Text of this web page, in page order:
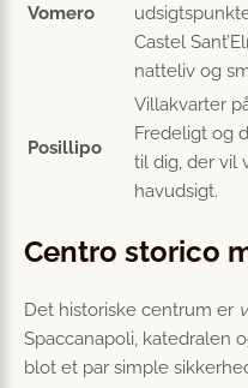
Vomero
Castel
natteliv og
Posillipo
Villa­kvarter
Fredeligt og
til dig, der vil
havudsigt.
Centro storico
Det historiske centrum er
Spaccanapoli, katedralen
blot et par simple